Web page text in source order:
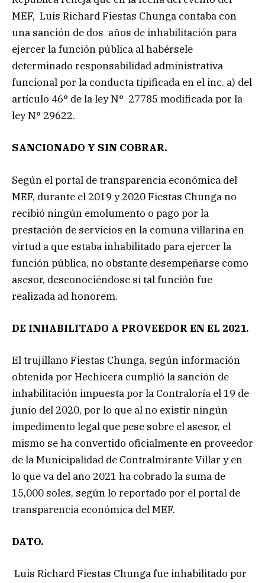
MEF, Luis Richard Fiestas Chunga contaba con
una sanción de dos años de inhabilitación para
ejercer la función pública al habérsele
determinado responsabilidad administrativa
funcional por la conducta tipificada en el inc. a) del
artículo 46° de la ley N° 27785 modificada por la
ley N° 29622.
SANCIONADO Y SIN COBRAR.
Según el portal de transparencia económica del
MEF, durante el 2019 y 2020 Fiestas Chunga no
recibió ningún emolumento o pago por la
prestación de servicios en la comuna villarina en
virtud a que estaba inhabilitado para ejercer la
función pública, no obstante desempeñarse como
asesor, desconociéndose si tal función fue
realizada ad honorem.
DE INHABILITADO A PROVEEDOR EN EL 2021.
El trujillano Fiestas Chunga, según información
obtenida por Hechicera cumplió la sanción de
inhabilitación impuesta por la Contraloría el 19 de
junio del 2020, por lo que al no existir ningún
impedimento legal que pese sobre el asesor, el
mismo se ha convertido oficialmente en proveedor
de la Municipalidad de Contralmirante Villar y en
lo que va del año 2021 ha cobrado la suma de
15,000 soles, según lo reportado por el portal de
transparencia económica del MEF.
DATO.
Luis Richard Fiestas Chunga fue inhabilitado por